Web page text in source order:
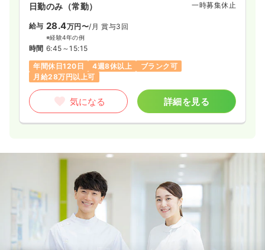
日勤のみ（常勤） 一時募集休止
給与 28.4万円〜/月 賞与3回
※経験4年の例
時間 6:45～15:15
年間休日120日
4週8休以上
ブランク可
月給28万円以上可
気になる 詳細を見る